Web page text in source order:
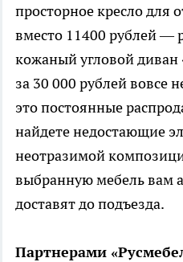
просторное кресло для
вместо 11400 рублей —
кожаный угловой
за 30 000 рублей вовсе
это постоянные
найдете недостающие
неотразимой
выбранную мебель вам
доставят до подъезда.
Партнерами